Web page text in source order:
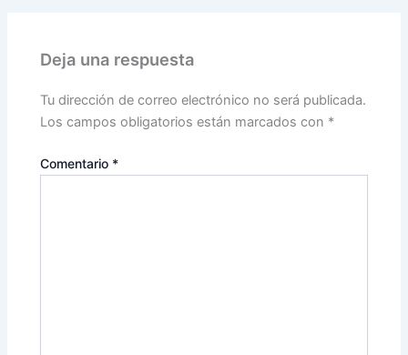
Deja una respuesta
Tu dirección de correo electrónico no será publicada.
Los campos obligatorios están marcados con *
Comentario *